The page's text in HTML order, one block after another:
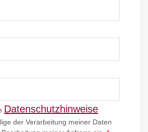
Datenschutzhinweise
der Verarbeitung meiner Daten